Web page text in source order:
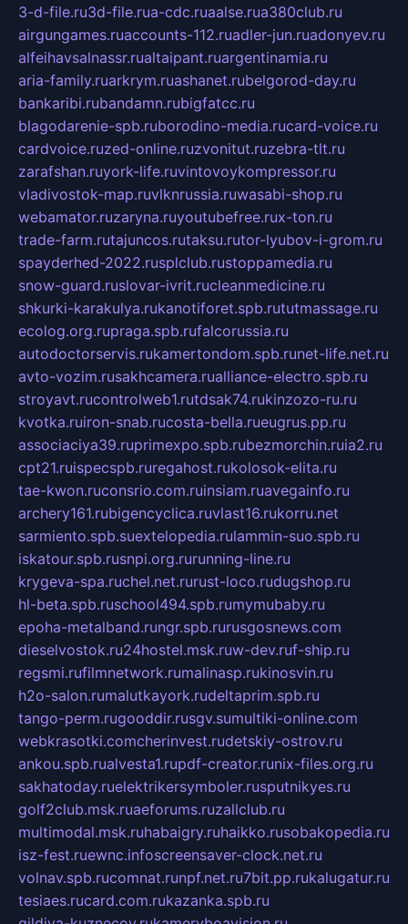
3-d-file.ru3d-file.rua-cdc.ruaalse.rua380club.ru
airgungames.ruaccounts-112.ruadler-jun.ruadonyev.ru
alfeihavsalnassr.rualtaipant.ruargentinamia.ru
aria-family.ruarkrym.ruashanet.rubelgorod-day.ru
bankaribi.rubandamn.rubigfatcc.ru
blagodarenie-spb.ruborodino-media.rucard-voice.ru
cardvoice.ruzed-online.ruzvonitut.ruzebra-tlt.ru
zarafshan.ruyork-life.ruvintovoykompressor.ru
vladivostok-map.ruvlknrussia.ruwasabi-shop.ru
webamator.ruzaryna.ruyoutubefree.rux-ton.ru
trade-farm.rutajuncos.rutaksu.rutor-lyubov-i-grom.ru
spayderhed-2022.rusplclub.rustoppamedia.ru
snow-guard.ruslovar-ivrit.rucleanmedicine.ru
shkurki-karakulya.rukanotiforet.spb.rututmassage.ru
ecolog.org.rupraga.spb.rufalcorussia.ru
autodoctorservis.rukamertondom.spb.runet-life.net.ru
avto-vozim.rusakhcamera.rualliance-electro.spb.ru
stroyavt.rucontrolweb1.rutdsak74.rukinzozo-ru.ru
kvotka.ruiron-snab.rucosta-bella.rueugrus.pp.ru
associaciya39.ruprimexpo.spb.rubezmorchin.ruia2.ru
cpt21.ruispecspb.ruregahost.rukolosok-elita.ru
tae-kwon.ruconsrio.com.ruinsiam.ruavegainfo.ru
archery161.rubigencyclica.ruvlast16.rukorru.net
sarmiento.spb.suextelopedia.rulammin-suo.spb.ru
iskatour.spb.rusnpi.org.rurunning-line.ru
krygeva-spa.ruchel.net.rurust-loco.rudugshop.ru
hl-beta.spb.ruschool494.spb.rumymubaby.ru
epoha-metalband.rungr.spb.rurusgosnews.com
dieselvostok.ru24hostel.msk.ruw-dev.ruf-ship.ru
regsmi.rufilmnetwork.rumalinasp.rukinosvin.ru
h2o-salon.rumalutkayork.rudeltaprim.spb.ru
tango-perm.rugooddir.rusgv.sumultiki-online.com
webkrasotki.comcherinvest.rudetskiy-ostrov.ru
ankou.spb.rualvesta1.rupdf-creator.runix-files.org.ru
sakhatoday.ruelektrikersymboler.rusputnikyes.ru
golf2club.msk.ruaeforums.ruzallclub.ru
multimodal.msk.ruhabaigry.ruhaikko.rusobakopedia.ru
isz-fest.ruewnc.infoscreensaver-clock.net.ru
volnav.spb.rucomnat.runpf.net.ru7bit.pp.rukalugatur.ru
tesiaes.rucard.com.rukazanka.spb.ru